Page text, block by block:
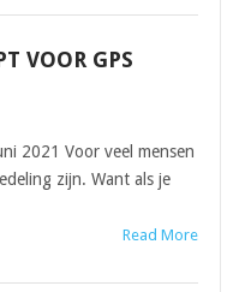
VOOR GPS
2021 Voor veel mensen
zijn. Want als je
Read More